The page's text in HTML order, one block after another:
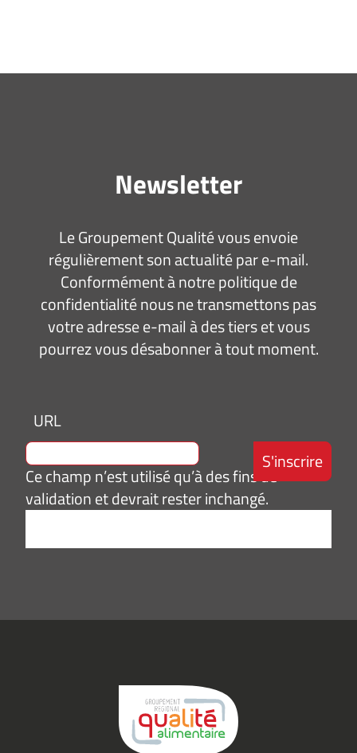
Newsletter
Le Groupement Qualité vous envoie
régulièrement son actualité par e-mail.
Conformément à notre politique de
confidentialité nous ne transmettons pas
votre adresse e-mail à des tiers et vous
pourrez vous désabonner à tout moment.
URL
Ce champ n’est utilisé qu’à des fins de
validation et devrait rester inchangé.
e-